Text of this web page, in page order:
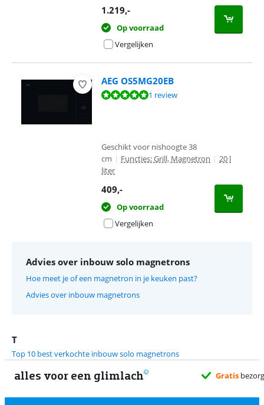
1.219,-
Op voorraad
Vergelijken
AEG OS5MG20EB
Beoordeling is 10 van de 10, gebaseerd op 1 review.
1 review
Geschikt voor nishoogte 38
cm | Functies: Grill, Magnetron | 20 l
liter
409,-
Op voorraad
Vergelijken
Advies over inbouw solo magnetrons
Hoe meet je of een magnetron in je keuken past?
Advies over inbouw magnetrons
T
Top 10 best verkochte inbouw solo magnetrons
alles voor een glimlach